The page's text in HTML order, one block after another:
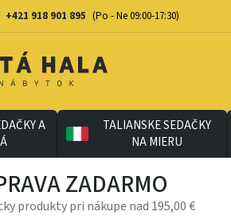
+421 918 901 895 (Po - Ne 09:00-17:30)
A
TALIANSKE SEDAČKY
NA MIERU
ZADARMO
produkty pri nákupe nad 195,00 €